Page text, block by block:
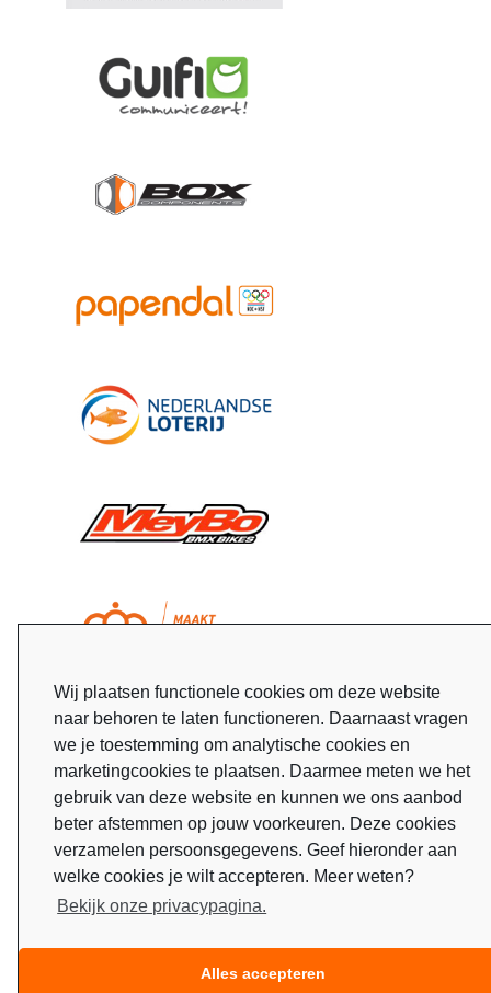
Wij plaatsen functionele cookies om deze website
naar behoren te laten functioneren. Daarnaast vragen
we je toestemming om analytische cookies en
marketingcookies te plaatsen. Daarmee meten we het
gebruik van deze website en kunnen we ons aanbod
beter afstemmen op jouw voorkeuren. Deze cookies
verzamelen persoonsgegevens. Geef hieronder aan
welke cookies je wilt accepteren. Meer weten?
Bekijk onze privacypagina.
Alles accepteren